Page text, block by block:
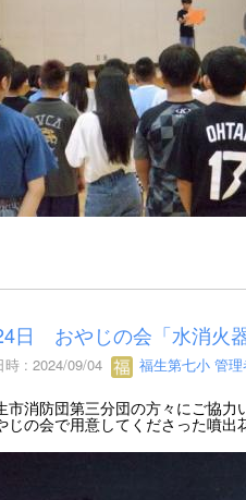
日 おやじの会「水消火
時 : 2024/09/04 福生第七小 管理
消防団第三分団の方々にご協力
じの会で用意してくださった噴出